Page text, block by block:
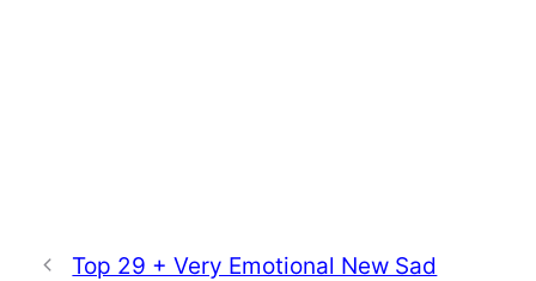
Top 29 + Very Emotional New Sad